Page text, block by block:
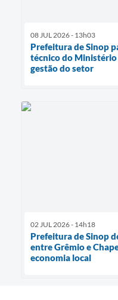
08 JUL 2026 - 13h03
Prefeitura de Sinop
técnico do
gestão do setor
02 JUL 2026 - 14h18
Prefeitura de Sinop
entre Grêmio e
economia local